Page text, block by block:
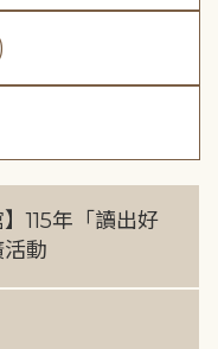
115年「讀出好
動